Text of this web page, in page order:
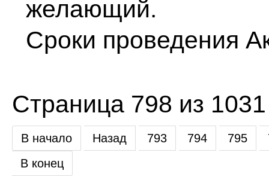
желающий.
Сроки проведения
Страница 798 из 1031
В начало Назад 793 794 795
В конец